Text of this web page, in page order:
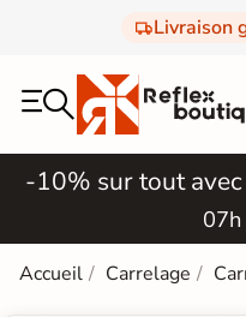
Livraison
-10% sur tout avec
Accueil Carrelage